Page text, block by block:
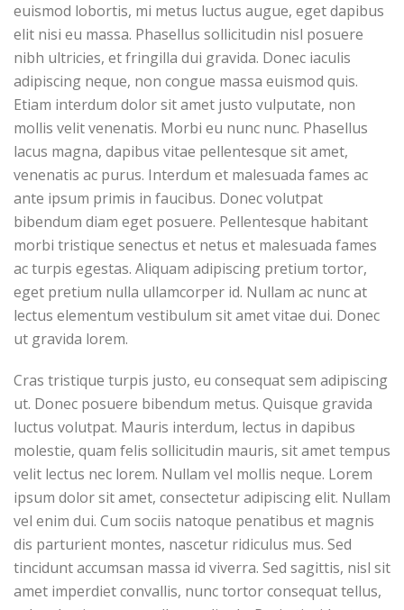
euismod lobortis, mi metus luctus augue, eget dapibus
elit nisi eu massa. Phasellus sollicitudin nisl posuere
nibh ultricies, et fringilla dui gravida. Donec iaculis
adipiscing neque, non congue massa euismod quis.
Etiam interdum dolor sit amet justo vulputate, non
mollis velit venenatis. Morbi eu nunc nunc. Phasellus
lacus magna, dapibus vitae pellentesque sit amet,
venenatis ac purus. Interdum et malesuada fames ac
ante ipsum primis in faucibus. Donec volutpat
bibendum diam eget posuere. Pellentesque habitant
morbi tristique senectus et netus et malesuada fames
ac turpis egestas. Aliquam adipiscing pretium tortor,
eget pretium nulla ullamcorper id. Nullam ac nunc at
lectus elementum vestibulum sit amet vitae dui. Donec
ut gravida lorem.
Cras tristique turpis justo, eu consequat sem adipiscing
ut. Donec posuere bibendum metus. Quisque gravida
luctus volutpat. Mauris interdum, lectus in dapibus
molestie, quam felis sollicitudin mauris, sit amet tempus
velit lectus nec lorem. Nullam vel mollis neque. Lorem
ipsum dolor sit amet, consectetur adipiscing elit. Nullam
vel enim dui. Cum sociis natoque penatibus et magnis
dis parturient montes, nascetur ridiculus mus. Sed
tincidunt accumsan massa id viverra. Sed sagittis, nisl sit
amet imperdiet convallis, nunc tortor consequat tellus,